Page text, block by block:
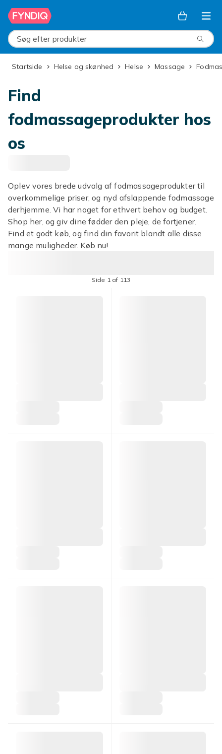
Spring til hovedindhold
Søg efter produkter
Startside Helse og skønhed Helse Massage
Find
fodmassageprodukter hos
os
Oplev vores brede udvalg af fodmassageprodukter til
overkommelige priser, og nyd afslappende fodmassage
derhjemme. Vi har noget for ethvert behov og budget.
Shop her, og giv dine fødder den pleje, de fortjener.
Find et godt køb, og find din favorit blandt alle disse
mange muligheder. Køb nu!
Side 1 af 113